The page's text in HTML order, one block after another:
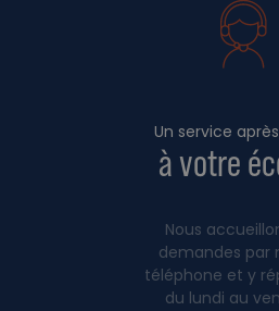
Un service
à votre
Nous
demandes par
téléphone et y
du lundi au